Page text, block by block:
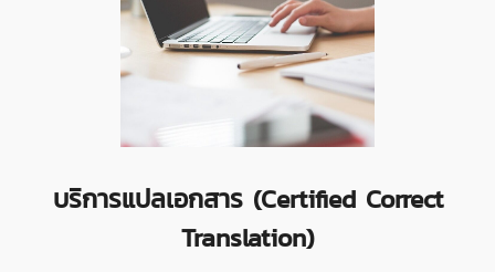
บริการแปลเอกสาร (Certified Correct
Translation)